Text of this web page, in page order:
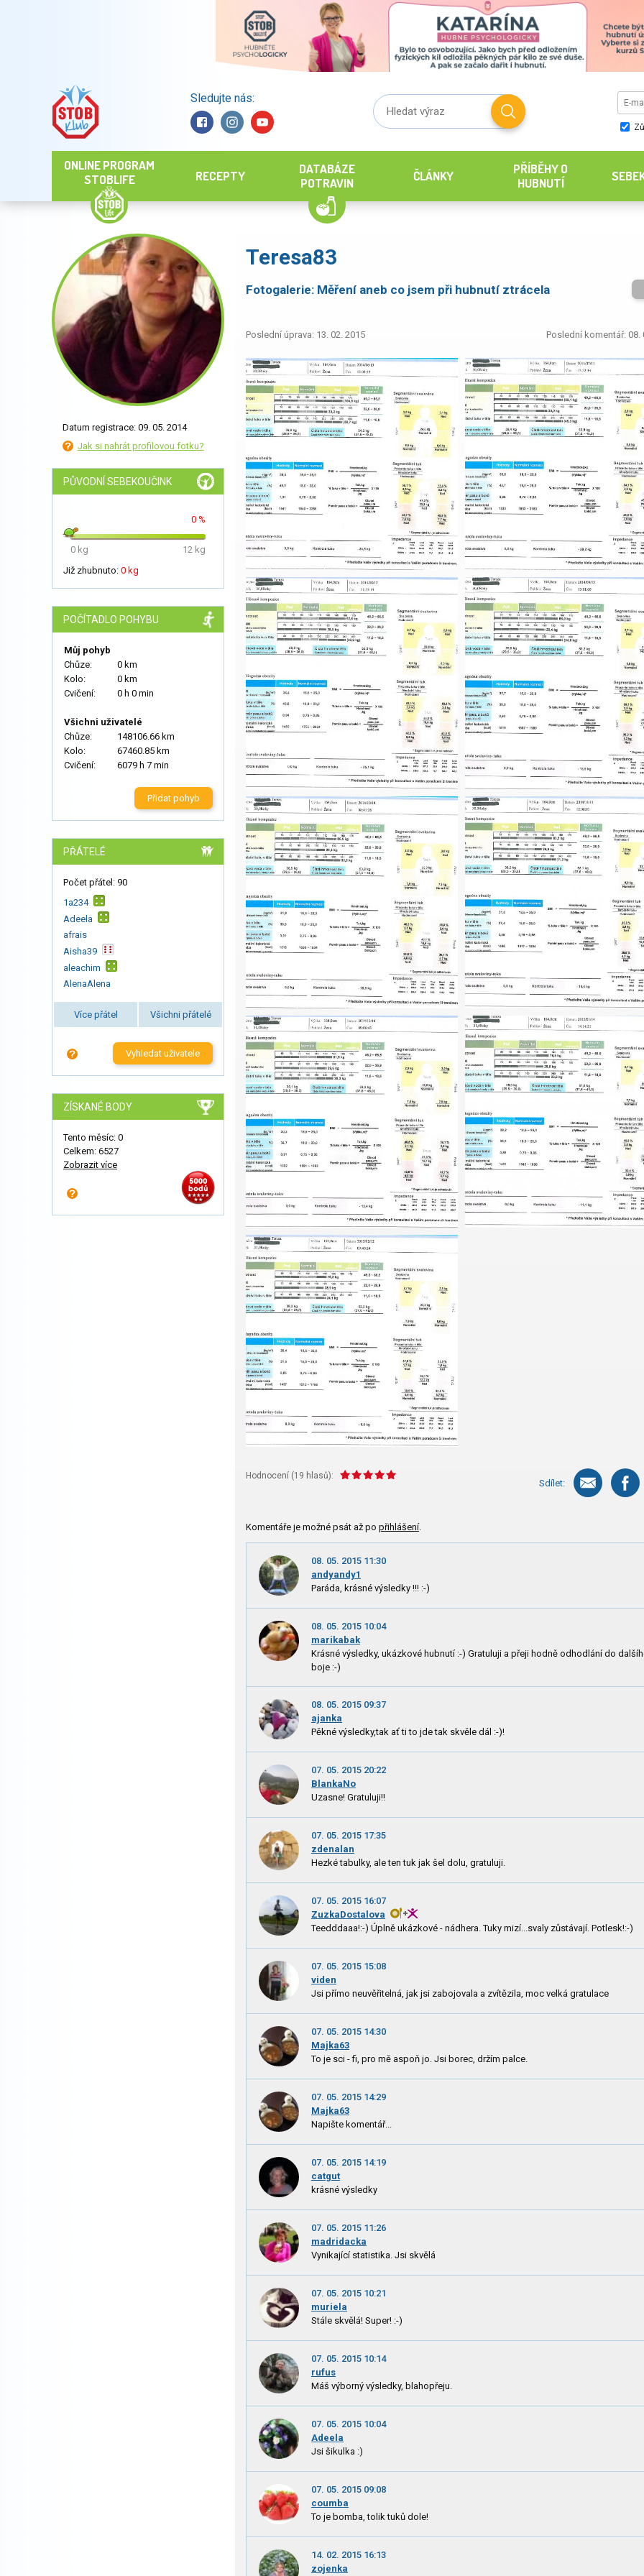
Sledujte nás:
ONLINE PROGRAM
STOBLIFE
RECEPTY
DATABÁZE
POTRAVIN
ČLÁNKY
PŘÍBĚHY O
HUBNUTÍ
Datum registrace: 09. 05. 2014
Jak si nahrát profilovou fotku?
PŮVODNÍ SEBEKOUČINK
0 %
0 kg
12 kg
Již zhubnuto: 0 kg
POČÍTADLO POHYBU
Můj pohyb
Chůze:
0 km
Kolo:
0 km
Cvičení:
0 h 0 min
Všichni uživatelé
Chůze:
148106.66 km
Kolo:
67460.85 km
Cvičení:
6079 h 7 min
Přidat pohyb
PŘÁTELÉ
Počet přátel: 90
1a234
Adeela
afrais
Aisha39
aleachim
AlenaAlena
Více přátel Všichni přátelé
Vyhledat uživatele
ZÍSKANÉ BODY
Tento měsíc: 0
Celkem: 6527
Zobrazit více
Teresa83
Fotogalerie: Měření aneb co jsem při hubnutí ztrácela
Poslední úprava: 13. 02. 2015 Poslední komentář: 08.
Hodnocení (19 hlasů):
Sdílet:
Komentáře je možné psát až po přihlášení.
08. 05. 2015 11:30
andyandy1
Paráda, krásné výsledky !!! :-)
08. 05. 2015 10:04
marikabak
Krásné výsledky, ukázkové hubnutí :-) Gratuluji a přeji hodně odhodlání do
boje :-)
08. 05. 2015 09:37
ajanka
Pěkné výsledky,tak ať ti to jde tak skvěle dál :-)!
07. 05. 2015 20:22
BlankaNo
Uzasne! Gratuluji!!
07. 05. 2015 17:35
zdenalan
Hezké tabulky, ale ten tuk jak šel dolu, gratuluji.
07. 05. 2015 16:07
ZuzkaDostalova
Teedddaaa!:-) Úplně ukázkové - nádhera. Tuky mizí...svaly zůstávají. Potlesk!:-)
07. 05. 2015 15:08
viden
Jsi přímo neuvěřitelná, jak jsi zabojovala a zvítězila, moc velká gratulace
07. 05. 2015 14:30
Majka63
To je sci - fi, pro mě aspoň jo. Jsi borec, držím palce.
07. 05. 2015 14:29
Majka63
Napište komentář...
07. 05. 2015 14:19
catgut
krásné výsledky
07. 05. 2015 11:26
madridacka
Vynikající statistika. Jsi skvělá
07. 05. 2015 10:21
muriela
Stále skvělá! Super! :-)
07. 05. 2015 10:14
rufus
Máš výborný výsledky, blahopřeju.
07. 05. 2015 10:04
Adeela
Jsi šikulka :)
07. 05. 2015 09:08
coumba
To je bomba, tolik tuků dole!
14. 02. 2015 16:13
zojenka